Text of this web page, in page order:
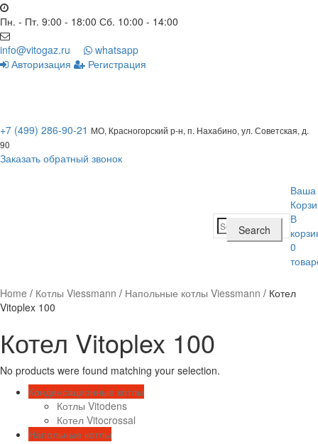
Пн. - Пт. 9:00 - 18:00 Сб. 10:00 - 14:00
info@vitogaz.ru
whatsapp
Авторизация
Регистрация
+7 (499) 286-90-21 МО, Красногорский р-н, п. Нахабино, ул. Советская, д.
90
Заказать обратный звонок
Search
for:
Search
Ваша
В
0
Home / Котлы Viessmann / Напольные котлы Viessmann / Котел
Vitoplex 100
Котел Vitoplex 100
No products were found matching your selection.
Конденсационные котлы
Котлы Vitodens
Котел Vitocrossal
Напольные котлы